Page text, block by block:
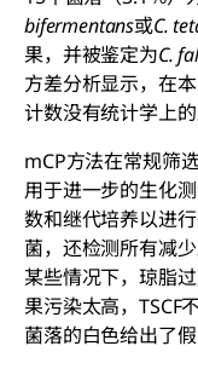
bifermentans或C.
果，并被鉴定为C.
方差分析显示，在
计数没有统计学上的
mCP方法在常规筛
用于进一步的生化
数和继代培养以进
菌，还检测所有减
某些情况下，琼脂
果污染太高，TSCF
菌落的白色给出了假